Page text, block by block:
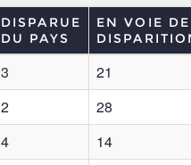
DISPARUE
DU PAYS
EN VOIE DE
3
21
2
28
4
14